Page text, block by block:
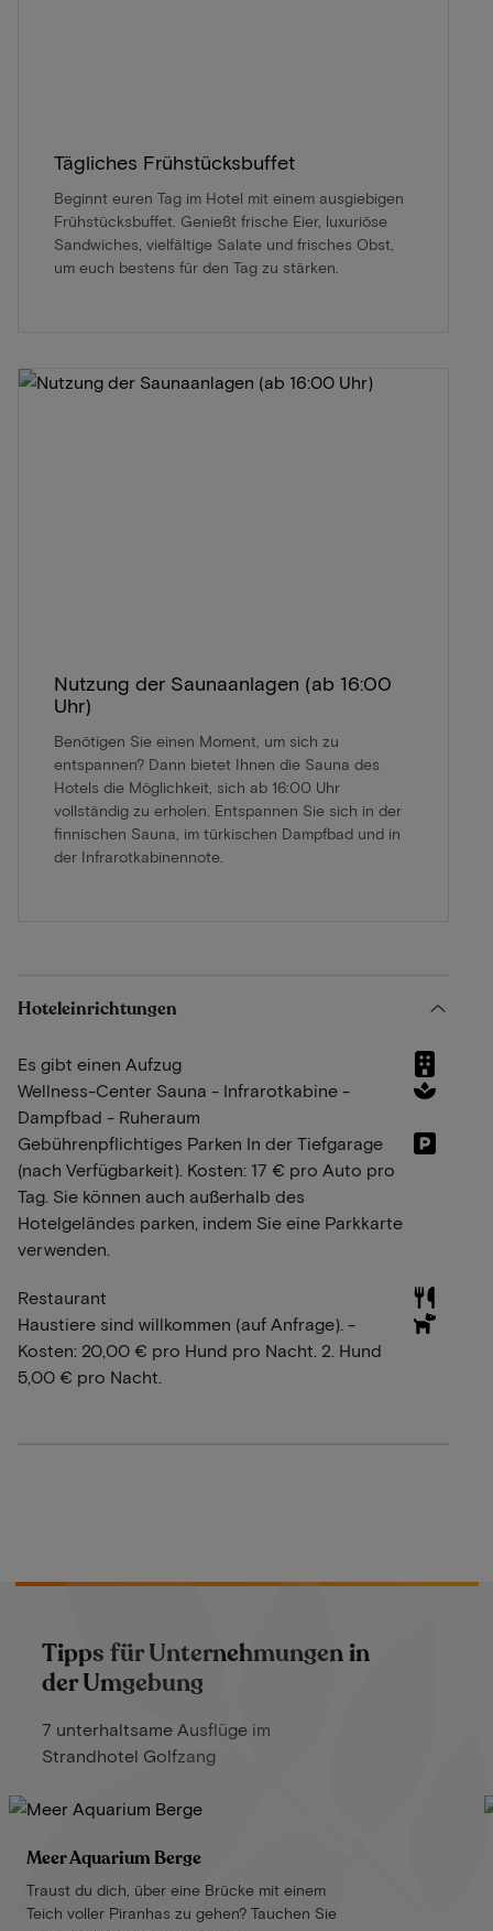
Tägliches Frühstücksbuffet
Beginnt euren Tag im Hotel mit einem ausgiebigen
Frühstücksbuffet. Genießt frische Eier, luxuriöse
Sandwiches, vielfältige Salate und frisches Obst,
um euch bestens für den Tag zu stärken.
Nutzung der Saunaanlagen (ab 16:00
Uhr)
Benötigen Sie einen Moment, um sich zu
entspannen? Dann bietet Ihnen die Sauna des
Hotels die Möglichkeit, sich ab 16:00 Uhr
vollständig zu erholen. Entspannen Sie sich in der
finnischen Sauna, im türkischen Dampfbad und in
der Infrarotkabinennote.
Hoteleinrichtungen
Es gibt einen Aufzug
Wellness-Center Sauna - Infrarotkabine -
Dampfbad - Ruheraum
Gebührenpflichtiges Parken In der Tiefgarage
(nach Verfügbarkeit). Kosten: 17 € pro Auto pro
Tag. Sie können auch außerhalb des
Hotelgeländes parken, indem Sie eine Parkkarte
verwenden.
Restaurant
Haustiere sind willkommen (auf Anfrage). -
Kosten: 20,00 € pro Hund pro Nacht. 2. Hund
5,00 € pro Nacht.
Tipps für Unternehmungen in
der Umgebung
7 unterhaltsame Ausflüge im
Strandhotel Golfzang
Meer Aquarium Berge
Traust du dich, über eine Brücke mit einem
Teich voller Piranhas zu gehen? Tauchen Sie